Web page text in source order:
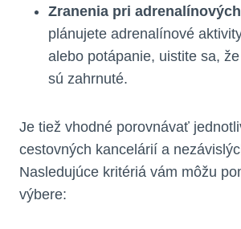
Zranenia pri
plánujete adrenalínové
alebo potápanie, uistite sa,
sú zahrnuté.
Je tiež vhodné porovnávať
cestovných kancelárií a
Nasledujúce kritériá vám môžu
výbere: